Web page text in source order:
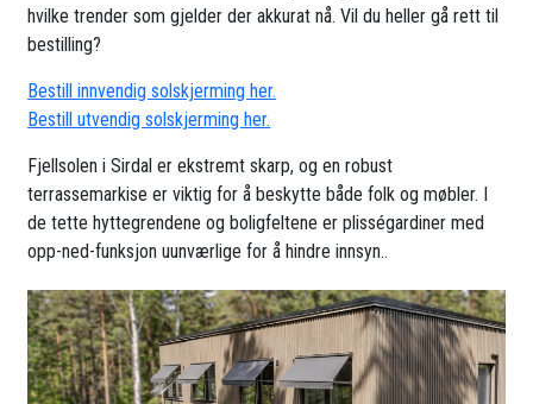
hvilke trender som gjelder der akkurat nå. Vil du heller gå rett til
bestilling?
Bestill innvendig solskjerming her.
Bestill utvendig solskjerming her.
Fjellsolen i Sirdal er ekstremt skarp, og en robust
terrassemarkise er viktig for å beskytte både folk og møbler. I
de tette hyttegrendene og boligfeltene er plisségardiner med
opp-ned-funksjon uunværlige for å hindre innsyn..